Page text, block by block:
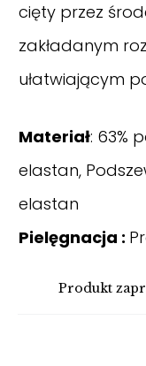
cięty przez
zakładanym
ułatwiającym
Materiał: 63%
elastan,
elastan
Pielęgnacja :
Produkt